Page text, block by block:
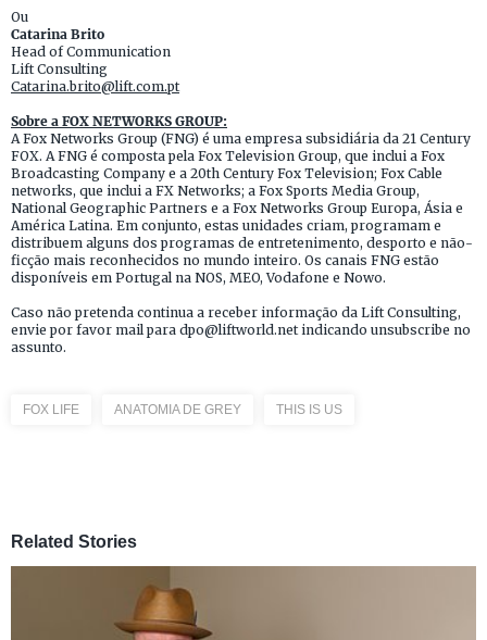
Ou
Catarina Brito
Head of Communication
Lift Consulting
Catarina.brito@lift.com.pt
Sobre a FOX NETWORKS GROUP:
A Fox Networks Group (FNG) é uma empresa subsidiária da 21 Century
FOX. A FNG é composta pela Fox Television Group, que inclui a Fox
Broadcasting Company e a 20th Century Fox Television; Fox Cable
networks, que inclui a FX Networks; a Fox Sports Media Group,
National Geographic Partners e a Fox Networks Group Europa, Ásia e
América Latina. Em conjunto, estas unidades criam, programam e
distribuem alguns dos programas de entretenimento, desporto e não-
ficção mais reconhecidos no mundo inteiro. Os canais FNG estão
disponíveis em Portugal na NOS, MEO, Vodafone e Nowo.
Caso não pretenda continua a receber informação da Lift Consulting,
envie por favor mail para dpo@liftworld.net indicando unsubscribe no
assunto.
FOX LIFE ANATOMIA DE GREY THIS IS US
Related Stories